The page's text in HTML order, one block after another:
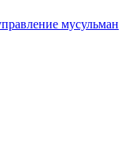
мусульман